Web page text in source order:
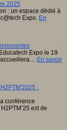
2025
: un espace dédié à
Expo. En
Expo le 19
accueillera… En savoir
:
conférence
est de